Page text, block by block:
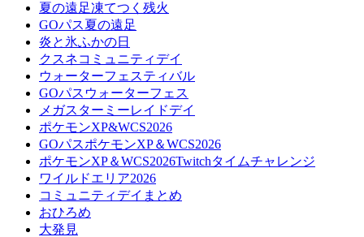
夏の遠足凍てつく残火
GOパス夏の遠足
炎と氷ふかの日
クスネコミュニティデイ
ウォーターフェスティバル
GOパスウォーターフェス
メガスターミーレイドデイ
ポケモンXP&WCS2026
GOパスポケモンXP＆WCS2026
ポケモンXP＆WCS2026Twitchタイムチャレンジ
ワイルドエリア2026
コミュニティデイまとめ
おひろめ
大発見